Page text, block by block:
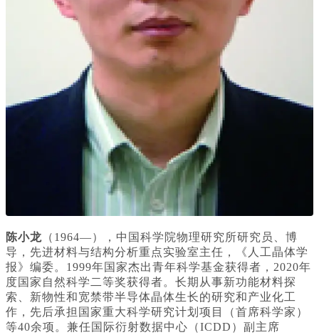
陈小龙 （1964—），中国科学院物理研究所研究员、博
导，先进材料与结构分析重点实验室主任，《人工晶体学
报》编委。1999年国家杰出青年科学基金获得者，2020年
度国家自然科学二等奖获得者。长期从事新功能材料探
索、新物性和宽禁带半导体晶体生长的研究和产业化工
作，先后承担国家重大科学研究计划项目（首席科学家）
等40余项。兼任国际衍射数据中心（ICDD）副主席